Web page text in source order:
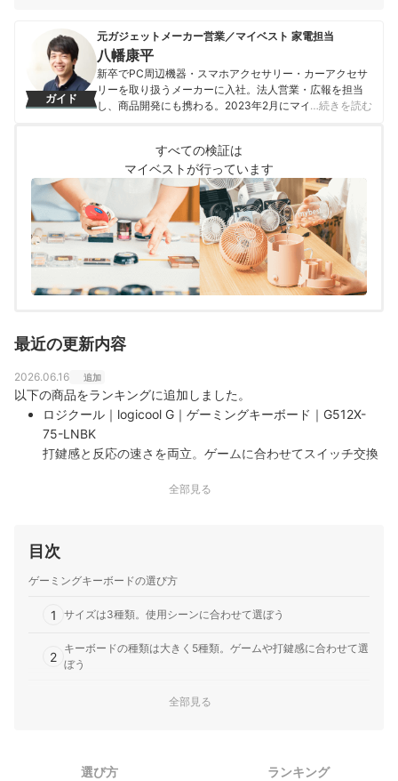
ガイド
元ガジェットメーカー営業／マイベスト 家電担当
八幡康平
新卒でPC周辺機器・スマホアクセサリー・カーアクセサ
リーを取り扱うメーカーに入社。法人営業・広報を担当
し、商品開発にも携わる。2023年2月にマイベストに入
家電を中心に幅広いジャンルのコンテンツ制作に携わ
る。「専門性をもとにした調査・検証を通じ、一人ひと
りに合った選択肢を分かりやすく提案すること」を心が
けて、コンテンツ制作を行っている。
八幡康平のプロフィール
…続きを読む
すべての検証は
マイベストが行っています
最近の更新内容
2026.06.16 追加
以下の商品をランキングに追加しました。
ロジクール｜logicool G｜ゲーミングキーボード｜G512X-
75-LNBK
打鍵感と反応の速さを両立。ゲームに合わせてスイッチ交換
ード G512X-75-LNBK」は、メカニカルスイッチとアナログ
ならでは…
光りが映える透明のボディとカチカチとした打鍵感がカッコ
いい｜Razerの「BlackWidow V4 75 RZ03-05003500-
Orangeスイッチを搭載し、ホットスワップにも対応するな
ど、打鍵感と省スペース性を両立したモデルとして展開…
FPSには向かないが、透明感のあるデザインと高反発な打鍵
イズのメカニカルキーボードです。リニアスイッチと5層の
全部見る
目次
ゲーミングキーボードの選び方
1 サイズは3種類。使用シーンに合わせて選ぼう
2
キーボードの種類は大きく5種類。ゲームや打鍵感に合わせて選
ぼう
FPS・TPSで勝ちたい人は応答速度にこだわって選ぼう
FF14向けゲーミングキーボード全23商品おすすめ人気ランキング
全部見る
選び方 ランキング